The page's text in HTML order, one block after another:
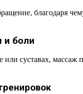
благодаря
и боли
суставах,